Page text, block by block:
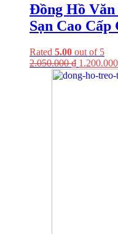
Đồng Hồ
Sạn Cao
Rated 5.00 out of 5
2.050.000₫ 1.200.000